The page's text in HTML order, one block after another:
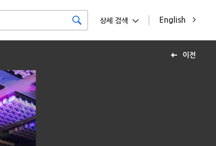
English
상세 검색
이전